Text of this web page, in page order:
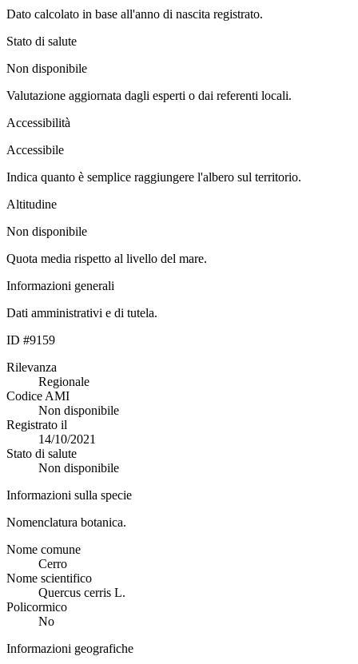
Dato calcolato in base all'anno di nascita registrato.
Stato di salute
Non disponibile
Valutazione aggiornata dagli esperti o dai referenti locali.
Accessibilità
Accessibile
Indica quanto è semplice raggiungere l'albero sul territorio.
Altitudine
Non disponibile
Quota media rispetto al livello del mare.
Informazioni generali
Dati amministrativi e di tutela.
ID #9159
Rilevanza
Regionale
Codice AMI
Non disponibile
Registrato il
14/10/2021
Stato di salute
Non disponibile
Informazioni sulla specie
Nomenclatura botanica.
Nome comune
Cerro
Nome scientifico
Quercus cerris L.
Policormico
No
Informazioni geografiche